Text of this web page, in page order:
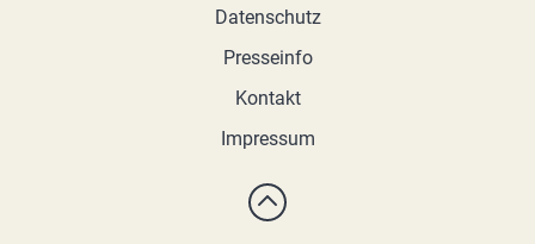
Datenschutz
Presseinfo
Kontakt
Impressum